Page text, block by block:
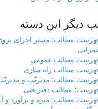
دیگر این دسته
مطالب؛ مسیر اجرای
مطالب عمومی
مطالب راه سازی
مطالب؛ مدیریّت و
مطالب دفتر فنّی
مطالب؛ متره و برآورد و